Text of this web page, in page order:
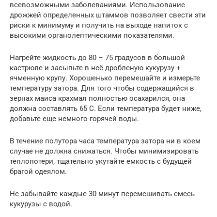
всевозможными заболеваниями. Использование
дрожжей определенных штаммов позволяет свести эти
риски к минимуму и получить на выходе напиток с
высокими органолептическими показателями.
Нагрейте жидкость до 80 – 75 градусов в большой
кастрюле и засыпьте в неё дробленую кукурузу +
ячменную крупу. Хорошенько перемешайте и измерьте
температуру затора. Для того чтобы содержащийся в
зернах маиса крахмал полностью осахарился, она
должна составлять 65 С. Если температура будет ниже,
добавьте еще немного горячей воды.
В течение полутора часа температура затора ни в коем
случае не должна снижаться. Чтобы минимизировать
теплопотери, тщательно укутайте емкость с будущей
брагой одеялом.
Не забывайте каждые 30 минут перемешивать смесь
кукурузы с водой.